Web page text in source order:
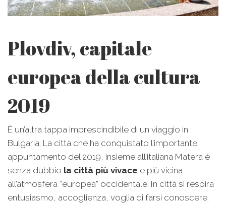
Plovdiv, capitale
europea della cultura
2019
È un’altra tappa imprescindibile di un viaggio in
Bulgaria. La città che ha conquistato l’importante
appuntamento del 2019, insieme all’italiana Matera è
senza dubbio la città più vivace e più vicina
all’atmosfera “europea” occidentale. In città si respira
entusiasmo, accoglienza, voglia di farsi conoscere.